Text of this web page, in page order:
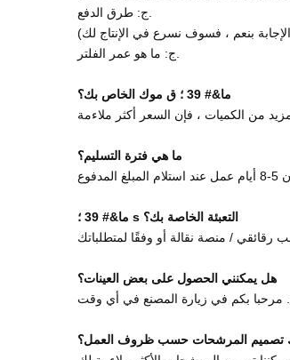
بنعم ، فسوف نسرع ​​في الإنتاج لك)
ما&# 39 ؛ ق موك الخاص بك؟
ما هي فترة التسليم؟
ما&# 39 ؛ s التعبئة الخاصة بك؟
هل يمكنني الحصول على بعض العينات؟
تصميم المرشحات حسب ظروف العمل؟